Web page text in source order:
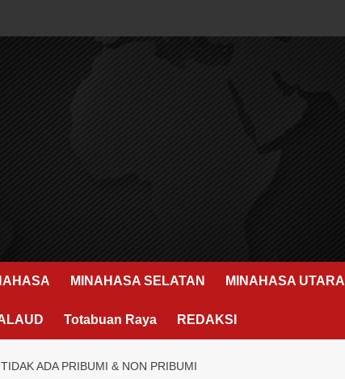
MINAHASA SELATAN MINAHASA UTARA
Totabuan Raya REDAKSI
ADA PRIBUMI & NON PRIBUMI